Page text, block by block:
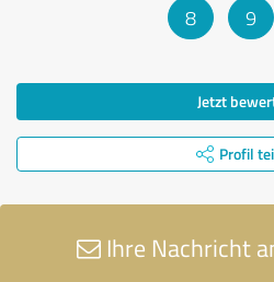
8 9
Jetzt
Profil
Ihre Nachricht